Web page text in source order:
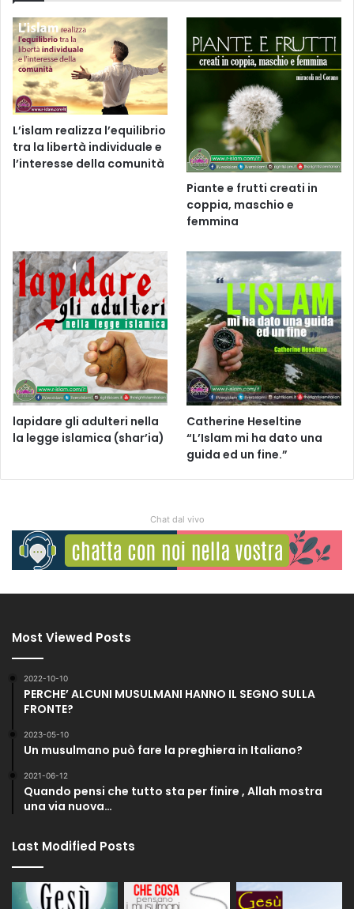
L’islam realizza l’equilibrio
tra la libertà individuale e
l’interesse della comunità
Piante e frutti creati in
coppia, maschio e
femmina
lapidare gli adulteri nella
la legge islamica (shar’ia)
Catherine Heseltine
“L’Islam mi ha dato una
guida ed un fine.”
Chat dal vivo
Most Viewed Posts
2022-10-10
PERCHE’ ALCUNI MUSULMANI HANNO IL SEGNO SULLA
FRONTE?
2023-05-10
Un musulmano può fare la preghiera in Italiano?
2021-06-12
Quando pensi che tutto sta per finire , Allah mostra
una via nuova…
Last Modified Posts